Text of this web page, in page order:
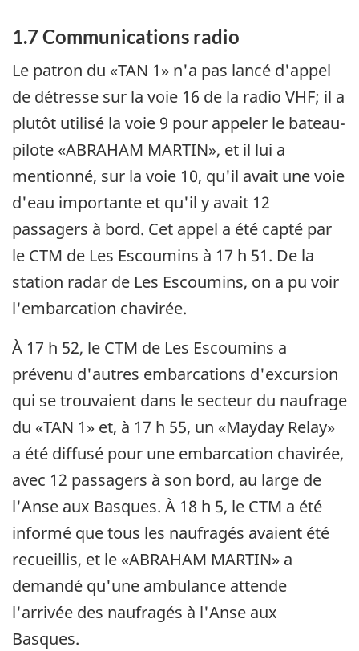
1.7 Communications radio
Le patron du «TAN 1» n'a pas lancé d'appel
de détresse sur la voie 16 de la radio VHF; il a
plutôt utilisé la voie 9 pour appeler le bateau-
pilote «ABRAHAM MARTIN», et il lui a
mentionné, sur la voie 10, qu'il avait une voie
d'eau importante et qu'il y avait 12
passagers à bord. Cet appel a été capté par
le CTM de Les Escoumins à 17 h 51. De la
station radar de Les Escoumins, on a pu voir
l'embarcation chavirée.
À 17 h 52, le CTM de Les Escoumins a
prévenu d'autres embarcations d'excursion
qui se trouvaient dans le secteur du naufrage
du «TAN 1» et, à 17 h 55, un «Mayday Relay»
a été diffusé pour une embarcation chavirée,
avec 12 passagers à son bord, au large de
l'Anse aux Basques. À 18 h 5, le CTM a été
informé que tous les naufragés avaient été
recueillis, et le «ABRAHAM MARTIN» a
demandé qu'une ambulance attende
l'arrivée des naufragés à l'Anse aux
Basques.